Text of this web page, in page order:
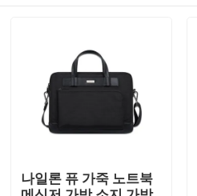
나일론 퓨 가죽 노트북